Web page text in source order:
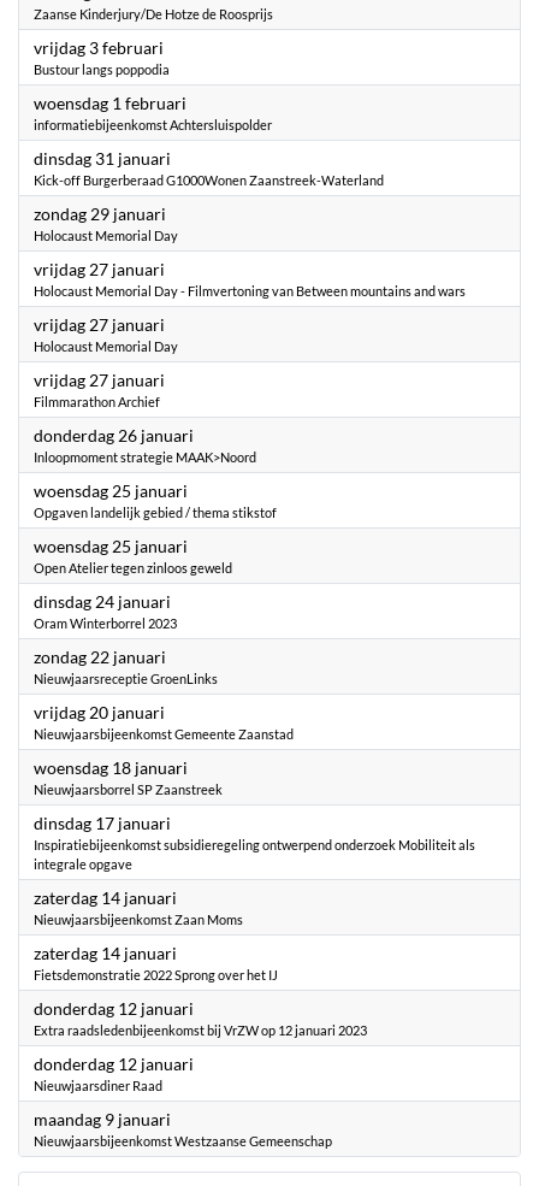
Zaanse Kinderjury/De Hotze de Roosprijs
vrijdag 3 februari
Bustour langs poppodia
woensdag 1 februari
informatiebijeenkomst Achtersluispolder
dinsdag 31 januari
Kick-off Burgerberaad G1000Wonen Zaanstreek-Waterland
zondag 29 januari
Holocaust Memorial Day
vrijdag 27 januari
Holocaust Memorial Day - Filmvertoning van Between mountains and wars
vrijdag 27 januari
Holocaust Memorial Day
vrijdag 27 januari
Filmmarathon Archief
donderdag 26 januari
Inloopmoment strategie MAAK>Noord
woensdag 25 januari
Opgaven landelijk gebied / thema stikstof
woensdag 25 januari
Open Atelier tegen zinloos geweld
dinsdag 24 januari
Oram Winterborrel 2023
zondag 22 januari
Nieuwjaarsreceptie GroenLinks
vrijdag 20 januari
Nieuwjaarsbijeenkomst Gemeente Zaanstad
woensdag 18 januari
Nieuwjaarsborrel SP Zaanstreek
dinsdag 17 januari
Inspiratiebijeenkomst subsidieregeling ontwerpend onderzoek Mobiliteit als
integrale opgave
zaterdag 14 januari
Nieuwjaarsbijeenkomst Zaan Moms
zaterdag 14 januari
Fietsdemonstratie 2022 Sprong over het IJ
donderdag 12 januari
Extra raadsledenbijeenkomst bij VrZW op 12 januari 2023
donderdag 12 januari
Nieuwjaarsdiner Raad
maandag 9 januari
Nieuwjaarsbijeenkomst Westzaanse Gemeenschap